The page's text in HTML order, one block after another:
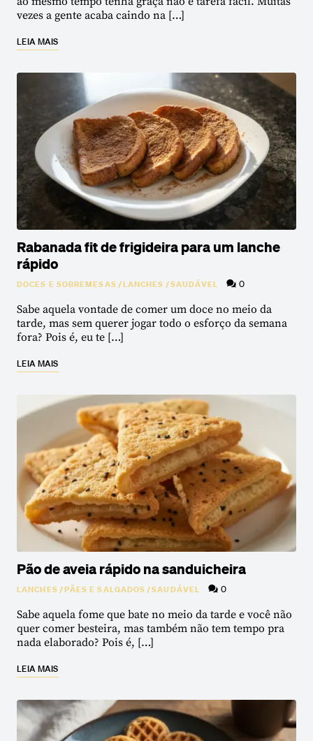
vezes a gente acaba caindo na […]
LEIA MAIS
Rabanada fit de frigideira para um lanche
rápido
DOCES E SOBREMESAS/LANCHES /SAUDÁVEL 0
Sabe aquela vontade de comer um doce no meio da
tarde, mas sem querer jogar todo o esforço da semana
fora? Pois é, eu te […]
LEIA MAIS
Pão de aveia rápido na sanduicheira
LANCHES/PÃES E SALGADOS/SAUDÁVEL 0
Sabe aquela fome que bate no meio da tarde e você não
quer comer besteira, mas também não tem tempo pra
nada elaborado? Pois é, […]
LEIA MAIS